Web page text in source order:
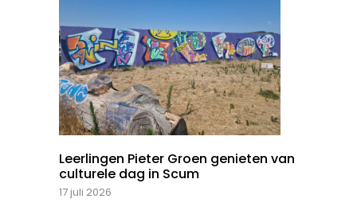
Leerlingen Pieter Groen genieten van
culturele dag in Scum
17 juli 2026